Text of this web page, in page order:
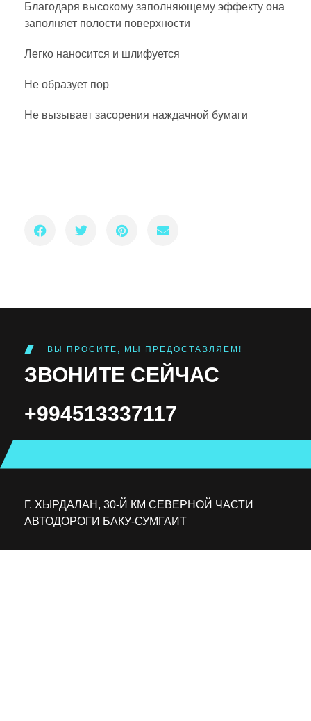
Благодаря высокому заполняющему эффекту она
заполняет полости поверхности
Легко наносится и шлифуется
Не образует пор
Не вызывает засорения наждачной бумаги
ВЫ ПРОСИТЕ, МЫ ПРЕДОСТАВЛЯЕМ!
ЗВОНИТЕ СЕЙЧАС
+994513337117
Г. ХЫРДАЛАН, 30-Й КМ СЕВЕРНОЙ ЧАСТИ
АВТОДОРОГИ БАКУ-СУМГАИТ